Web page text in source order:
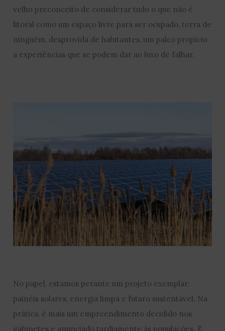
velho preconceito de considerar tudo o que não é
litoral como um espaço livre para ser ocupado, terra de
ninguém, desprovida de habitantes, um palco propício
a experiências que se podem dar ao luxo de falhar.
No papel, estamos perante um projeto exemplar:
painéis solares, energia limpa e futuro sustentável. Na
prática, é mais um empreendimento decidido nos
gabinetes e anunciado tardiamente às populações. E